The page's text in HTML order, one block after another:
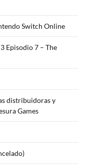
Switch Online
Episodio 7 – The
distribuidoras y
Games